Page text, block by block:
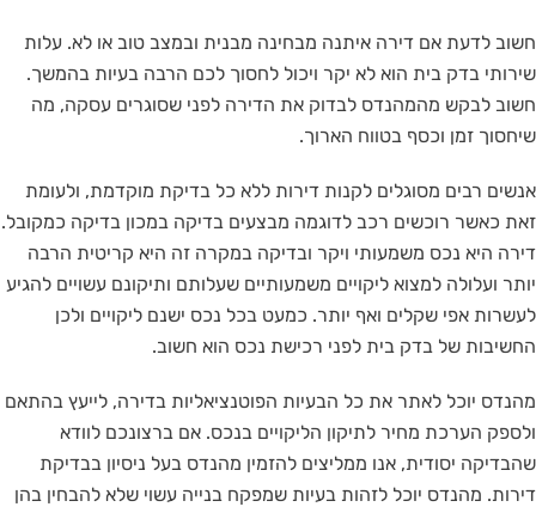
חשוב לדעת אם דירה איתנה מבחינה מבנית ובמצב טוב או לא. עלות
שירותי בדק בית הוא לא יקר ויכול לחסוך לכם הרבה בעיות בהמשך.
חשוב לבקש מהמהנדס לבדוק את הדירה לפני שסוגרים עסקה, מה
שיחסוך זמן וכסף בטווח הארוך.
אנשים רבים מסוגלים לקנות דירות ללא כל בדיקת מוקדמת, ולעומת
זאת כאשר רוכשים רכב לדוגמה מבצעים בדיקה במכון בדיקה כמקובל.
דירה היא נכס משמעותי ויקר ובדיקה במקרה זה היא קריטית הרבה
יותר ועלולה למצוא ליקויים משמעותיים שעלותם ותיקונם עשויים להגיע
לעשרות אפי שקלים ואף יותר. כמעט בכל נכס ישנם ליקויים ולכן
החשיבות של בדק בית לפני רכישת נכס הוא חשוב.
מהנדס יוכל לאתר את כל הבעיות הפוטנציאליות בדירה, לייעץ בהתאם
ולספק הערכת מחיר לתיקון הליקויים בנכס. אם ברצונכם לוודא
שהבדיקה יסודית, אנו ממליצים להזמין מהנדס בעל ניסיון בבדיקת
דירות. מהנדס יוכל לזהות בעיות שמפקח בנייה עשוי שלא להבחין בהן